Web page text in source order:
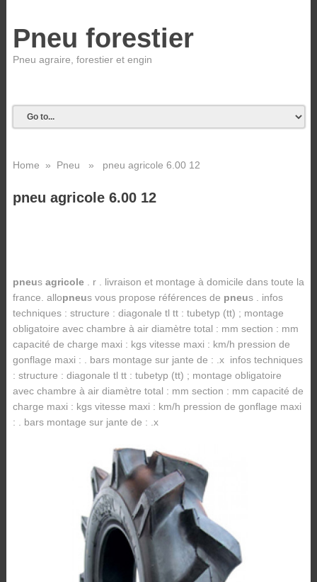
Pneu forestier
Pneu agraire, forestier et engin
Home » Pneu » pneu agricole 6.00 12
pneu agricole 6.00 12
pneus agricole. r . livraison et montage à domicile dans toute la
france. allopneus vous propose références de pneus . infos
techniques : structure : diagonale tl tt : tubetyp (tt) ; montage
obligatoire avec chambre à air diamètre total : mm section : mm
capacité de charge maxi : kgs vitesse maxi : km/h pression de
gonflage maxi : . bars montage sur jante de : .x infos techniques
: structure : diagonale tl tt : tubetyp (tt) ; montage obligatoire
avec chambre à air diamètre total : mm section : mm capacité de
charge maxi : kgs vitesse maxi : km/h pression de gonflage maxi
: . bars montage sur jante de : .x